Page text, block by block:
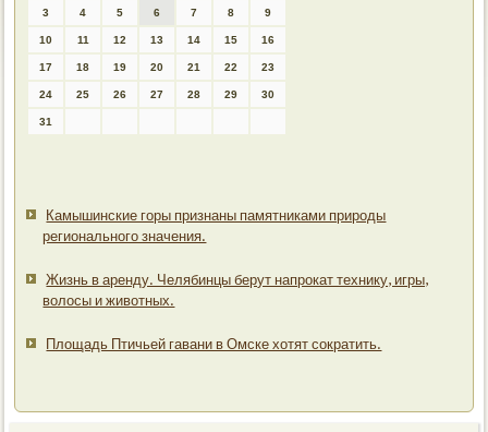
3 4 5 6 7 8 9
10 11 12 13 14 15 16
17 18 19 20 21 22 23
24 25 26 27 28 29 30
31
Камышинские горы признаны памятниками природы
регионального значения.
Жизнь в аренду. Челябинцы берут напрокат технику, игры,
волосы и животных.
Площадь Птичьей гавани в Омске хотят сократить.